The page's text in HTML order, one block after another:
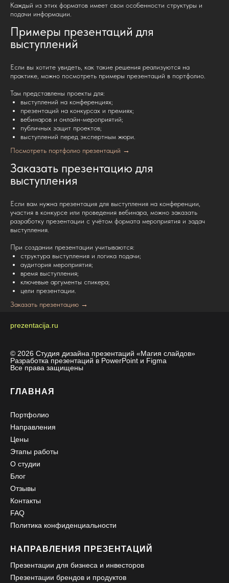
Каждый из этих форматов имеет свои особенности структуры и
подачи информации.
Примеры презентаций для
выступлений
Если вы хотите увидеть, как такие решения реализуются на
практике, можно посмотреть примеры презентаций в портфолио.
Там представлены проекты для:
выступлений на конференциях;
презентаций на конкурсах и премиях;
вебинаров и онлайн-мероприятий;
публичных защит проектов;
выступлений перед экспертным жюри.
Посмотреть портфолио презентаций →
Заказать презентацию для
выступления
Если вам нужна презентация для выступления на конференции,
участия в конкурсе или проведения вебинара, можно заказать
разработку презентации с учётом формата мероприятия и задач
выступления.
При создании презентации учитываются:
структура выступления и логика подачи;
аудитория мероприятия;
время выступления;
ключевые аргументы спикера;
цели презентации.
Заказать презентацию →
prezentacija .ru
© 2026 Студия дизайна презентаций «Магия слайдов»
Разработка презентаций в PowerPoint и Figma
Все права защищены
ГЛАВНАЯ
Портфолио
Направления
Цены
Этапы работы
О студии
Блог
Отзывы
Контакты
FAQ
Политика конфиденциальности
НАПРАВЛЕНИЯ ПРЕЗЕНТАЦИЙ
Презентации для бизнеса и инвесторов
Презентации брендов и продуктов